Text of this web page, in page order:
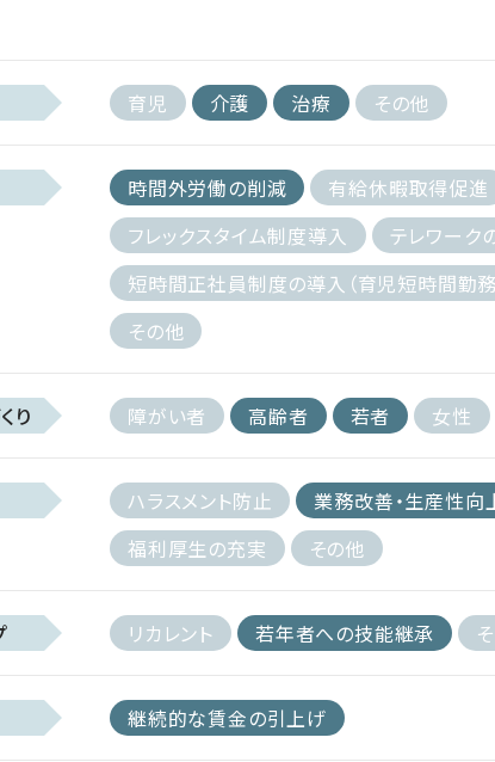
育児 介護 治療 その他
時間外労働の削減 有給休暇取得促進
フレックスタイム制度導入
テレワーク
短時間正社員制度の導入（育児短時間勤務
その他
り 障がい者 高齢者 若者 女性
ハラスメント防止 業務改善・生産性向
福利厚生の充実
その他
リカレント 若年者への技能継承
継続的な賃金の引上げ